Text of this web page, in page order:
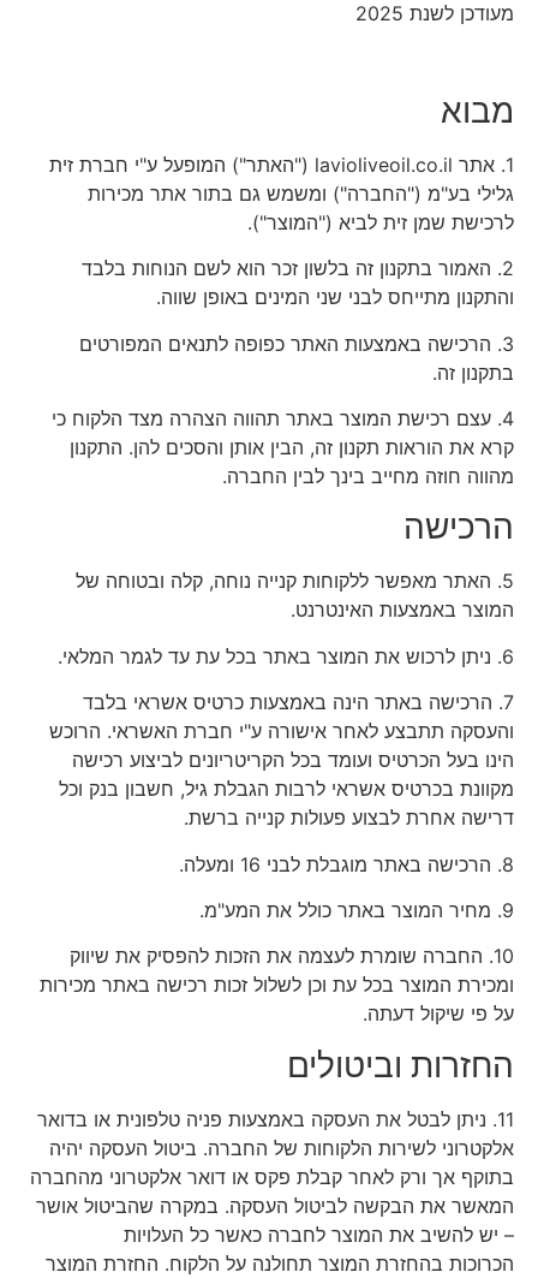
מעודכן לשנת 2025
מבוא
1. אתר lavioliveoil.co.il ("האתר") המופעל ע"י חברת זית
גלילי בע"מ ("החברה") ומשמש גם בתור אתר מכירות
לרכישת שמן זית לביא ("המוצר").
2. האמור בתקנון זה בלשון זכר הוא לשם הנוחות בלבד
והתקנון מתייחס לבני שני המינים באופן שווה.
3. הרכישה באמצעות האתר כפופה לתנאים המפורטים
בתקנון זה.
4. עצם רכישת המוצר באתר תהווה הצהרה מצד הלקוח כי
קרא את הוראות תקנון זה, הבין אותן והסכים להן. התקנון
מהווה חוזה מחייב בינך לבין החברה.
הרכישה
5. האתר מאפשר ללקוחות קנייה נוחה, קלה ובטוחה של
המוצר באמצעות האינטרנט.
6. ניתן לרכוש את המוצר באתר בכל עת עד לגמר המלאי.
7. הרכישה באתר הינה באמצעות כרטיס אשראי בלבד
והעסקה תתבצע לאחר אישורה ע"י חברת האשראי. הרוכש
הינו בעל הכרטיס ועומד בכל הקריטריונים לביצוע רכישה
מקוונת בכרטיס אשראי לרבות הגבלת גיל, חשבון בנק וכל
דרישה אחרת לבצוע פעולות קנייה ברשת.
8. הרכישה באתר מוגבלת לבני 16 ומעלה.
9. מחיר המוצר באתר כולל את המע"מ.
10. החברה שומרת לעצמה את הזכות להפסיק את שיווק
ומכירת המוצר בכל עת וכן לשלול זכות רכישה באתר מכירות
על פי שיקול דעתה.
החזרות וביטולים
11. ניתן לבטל את העסקה באמצעות פניה טלפונית או בדואר
אלקטרוני לשירות הלקוחות של החברה. ביטול העסקה יהיה
בתוקף אך ורק לאחר קבלת פקס או דואר אלקטרוני מהחברה
המאשר את הבקשה לביטול העסקה. במקרה שהביטול אושר
– יש להשיב את המוצר לחברה כאשר כל העלויות
הכרוכות בהחזרת המוצר תחולנה על הלקוח. החזרת המוצר